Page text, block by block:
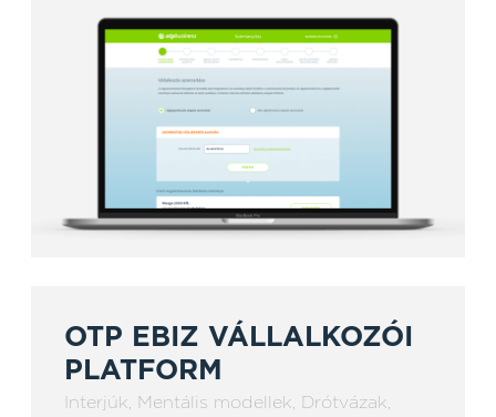
OTP EBIZ VÁLLALKOZÓI
PLATFORM
Interjúk, Mentális modellek, Drótvázak,